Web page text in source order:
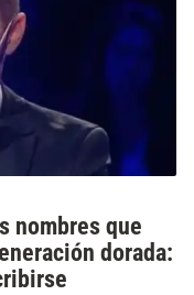
nombres que
dorada: